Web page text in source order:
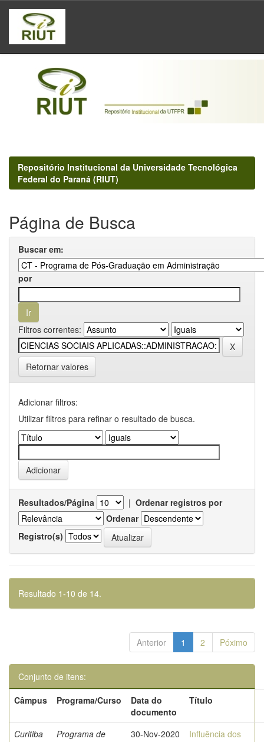
Skip
navigation
Repositório Institucional da Universidade Tecnológica
Federal do Paraná (RIUT)
Página de Busca
Buscar em:
por
Filtros correntes:
Retornar valores
Adicionar filtros:
Utilizar filtros para refinar o resultado de busca.
Resultados/Página | Ordenar registros por
Ordenar
Registro(s)
Resultado 1-10 de 14.
Anterior 1 2 Póximo
Conjunto de itens:
Câmpus
Programa/Curso
Data do
documento
Título
Curitiba
Programa de
30-Nov-2020
Influência dos